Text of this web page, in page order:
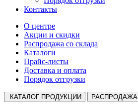
Контакты
О центре
Акции и скидки
Распродажа со склада
Каталоги
Прайс-листы
Доставка и оплата
Порядок отгрузки
КАТАЛОГ ПРОДУКЦИИ РАСПРОДАЖА